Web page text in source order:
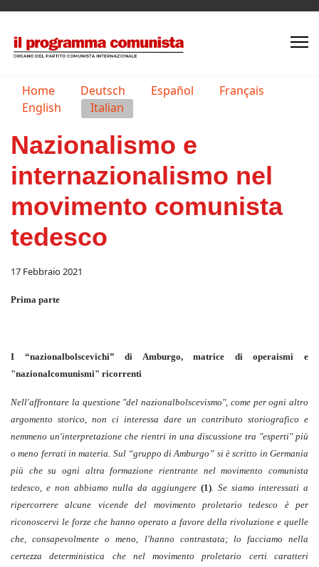
Seleziona la tua lingua
Home Deutsch Español
Français
English
Italian
Nazionalismo e
internazionalismo nel
movimento comunista
tedesco
17 Febbraio 2021
Prima parte
I “nazionalbolscevichi” di Amburgo, matrice di operaismi e
"nazionalcomunismi" ricorrenti
Nell'affrontare la questione "del nazionalbolscevismo", come per ogni altro
argomento storico, non ci interessa dare un contributo storiografico e
nemmeno un'interpretazione che rientri in una discussione tra "esperti" più
o meno ferrati in materia. Sul “gruppo di Amburgo” si è scritto in Germania
più che su ogni altra formazione rientrante nel movimento comunista
tedesco, e non abbiamo nulla da aggiungere (1). Se siamo interessati a
ripercorrere alcune vicende del movimento proletario tedesco è per
riconoscervi le forze che hanno operato a favore della rivoluzione e quelle
che, consapevolmente o meno, l'hanno contrastata; lo facciamo nella
certezza deterministica che nel movimento proletario certi caratteri